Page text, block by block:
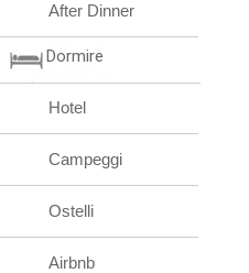
After Dinner
Dormire
Hotel
Campeggi
Ostelli
Airbnb